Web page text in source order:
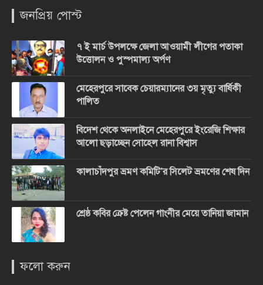
জনপ্রিয় পোস্ট
৭ ই মার্চ উপলক্ষে জেলা আওয়ামী লীগের পতাকা
উত্তোলন ও পুস্পমাল্য অর্পণ
মেহেরপুরে সাবেক চেয়ারম্যানের ৩য় মৃত্যু বার্ষিকী
পালিত
বিদেশ থেকে অনলাইনে মেহেরপুরে ইংরেজি শিক্ষার
আলো ছড়াচ্ছেন সোহেল রানা বিশ্বাস
কালাচাঁদপুর ভ্রমণ কমিটি’র সিলেট ভ্রমণের শেষ দিন
শ্রেষ্ঠ কবির ক্রেষ্ট পেলেন গাংনীর মেয়ে তানিয়া জামান
ফলো করুন